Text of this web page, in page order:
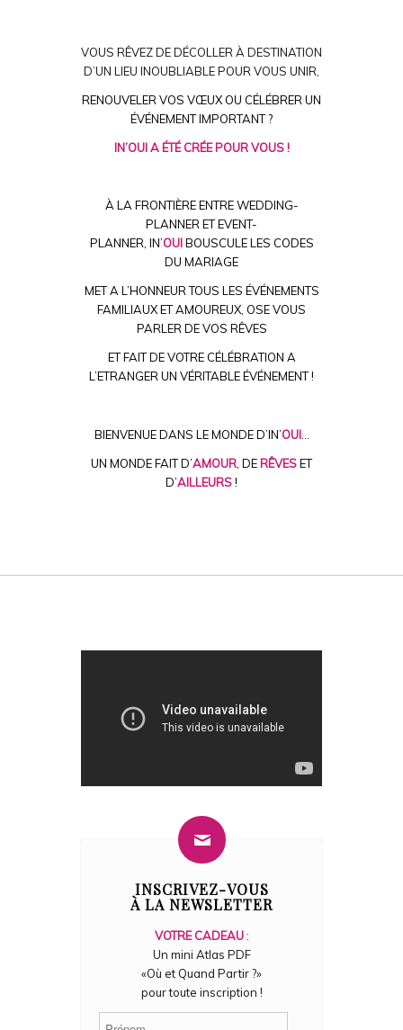
VOUS RÊVEZ DE DÉCOLLER À DESTINATION
D’UN LIEU INOUBLIABLE POUR VOUS UNIR,
RENOUVELER VOS VŒUX OU CÉLÉBRER UN
ÉVÉNEMENT IMPORTANT ?
IN’OUI A ÉTÉ CRÉE POUR VOUS !
À LA FRONTIÈRE ENTRE WEDDING-
PLANNER ET EVENT-
PLANNER, IN’OUI BOUSCULE LES CODES
DU MARIAGE
MET A L’HONNEUR TOUS LES ÉVÉNEMENTS
FAMILIAUX ET AMOUREUX, OSE VOUS
PARLER DE VOS RÊVES
ET FAIT DE VOTRE CÉLÉBRATION A
L’ETRANGER UN VÉRITABLE ÉVÉNEMENT !
BIENVENUE DANS LE MONDE D’IN’OUI…
UN MONDE FAIT D’AMOUR , DE RÊVESET
D’AILLEURS!
INSCRIVEZ-VOUS
À LA NEWSLETTER
VOTRE CADEAU:
Un mini Atlas PDF­
«Où et Quand Partir ?»
pour toute inscription !